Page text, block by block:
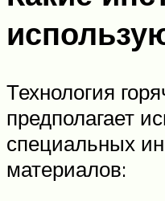
Технология
предполагает
специальных
материалов: